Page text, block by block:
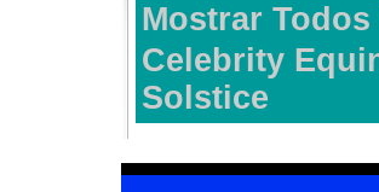
Mostrar
Celebrity
Solstice